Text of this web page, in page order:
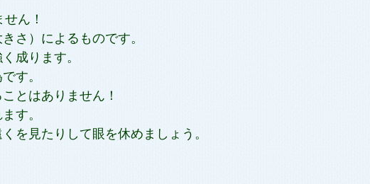
ん！
）によるものです。
成ります。
す。
とはありません！
す。
見たりして眼を休めましょう。